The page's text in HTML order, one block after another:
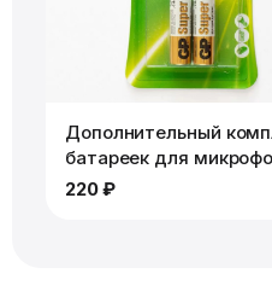
Дополнительный
батареек для
2шт
220 ₽